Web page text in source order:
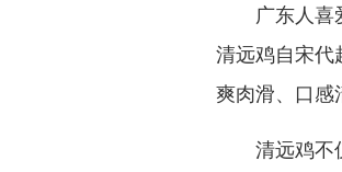
广东人喜爱
清远鸡自宋代
爽肉滑、口感
清远鸡不仅